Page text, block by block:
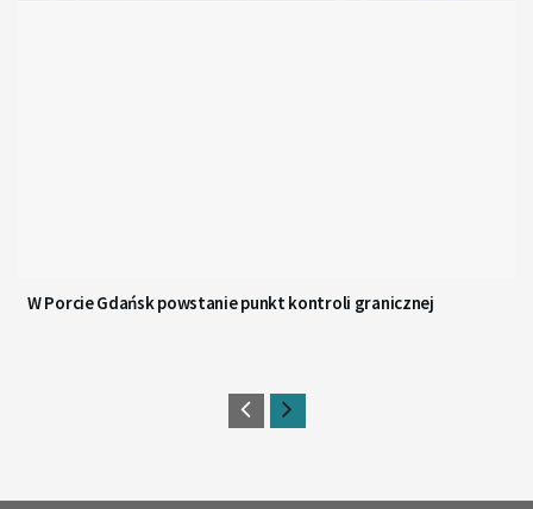
W Porcie Gdańsk powstanie punkt kontroli granicznej